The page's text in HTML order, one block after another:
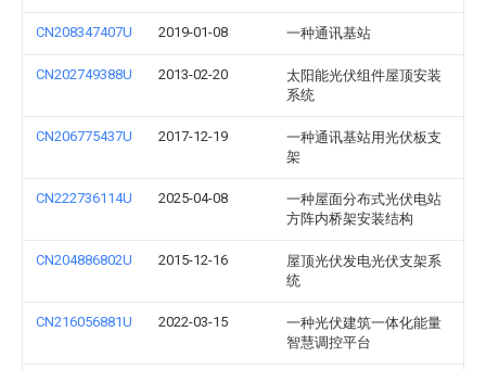
CN208347407U 2019-01-08 一种通讯基站
CN202749388U 2013-02-20
太阳能光伏组件屋顶安装
系统
CN206775437U 2017-12-19
一种通讯基站用光伏板支
架
CN222736114U 2025-04-08
一种屋面分布式光伏电站
方阵内桥架安装结构
CN204886802U 2015-12-16
屋顶光伏发电光伏支架系
统
CN216056881U 2022-03-15
一种光伏建筑一体化能量
智慧调控平台